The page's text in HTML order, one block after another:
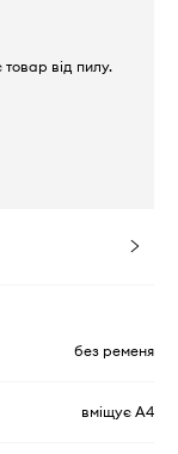
від пилу.
без ременя
вміщує А4